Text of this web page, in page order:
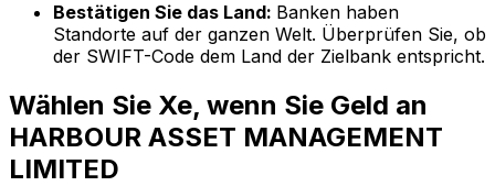
Bestätigen Sie das Land: Banken haben
Standorte auf der ganzen Welt. Überprüfen Sie, ob
der SWIFT-Code dem Land der Zielbank entspricht.
Wählen Sie Xe, wenn Sie Geld an
HARBOUR ASSET MANAGEMENT
LIMITED